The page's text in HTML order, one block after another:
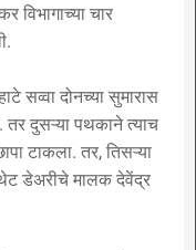
विभागाच्या चार
सव्वा दोनच्या सुमारास
तर दुसऱ्या पथकाने त्याच
टाकला. तर, तिसऱ्या
डेअरीचे मालक देवेंद्र